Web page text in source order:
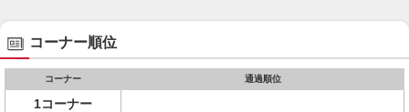
コーナー順位
コーナー 通過順位
1コーナー